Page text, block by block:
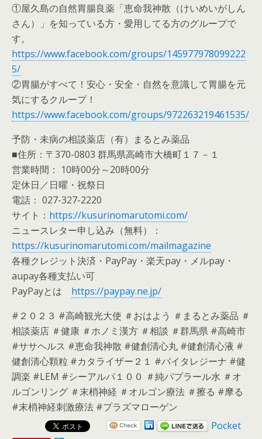
①屋久島の自然胃腸良薬「恵命我神散（けいめいがしん
さん）」を知っている方・愛用してる方のグループで
す。
https://www.facebook.com/groups/145977978099222
5/
②胃腸がすべて！安心・安全・自然を意識して胃腸を元
気にするクループ！
https://www.facebook.com/groups/972263219461535/
予防・未病の相談薬店（有）まるとみ薬品
■住所：〒370-0803 群馬県高崎市大橋町１７－１
営業時間： 10時00分～20時00分
定休日／日曜・祝祭日
電話： 027-327-2220
サイト： https://kusurinomarutomi.com/
ニュースレター申し込み（無料）：
https://kusurinomarutomi.com/mailmagazine
各種クレジット決済・PayPay・楽天pay・メルpay・
aupay各種支払い可
PayPayとは https://paypay.ne.jp/
#２０２３ #高崎観光大使 ＃おはよう ＃まるとみ薬品 ＃
相談薬店 ＃健康 ＃ホノミ漢方 ＃相談 ＃群馬県 #高崎市
#ササヘルス #恵命我神散 #健創清心丸 #健創清心液 #
健創清心顆粒 #カタライザー２１ #バイタレジーナ #健
調楽 #LEM #シーアルパ１００ ＃純パプラール水 ＃オ
ルゴンリング ＃末梢神経 ＃オルゴン療法 ＃擦る #摩る
#末梢神経刺激療法 #プラズマローゲン
Pocket